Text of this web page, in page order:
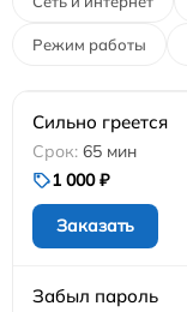
Режим работы
Сильно греется
65 мин
1 000 ₽
Заказать
Забыл пароль